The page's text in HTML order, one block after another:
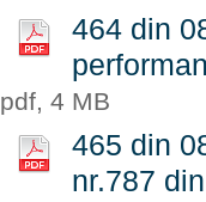
464 din
pdf, 4 MB
465 din
nr.787